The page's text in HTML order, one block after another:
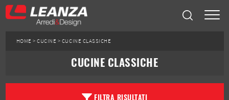
HOME >CUCINE > CUCINE CLASSICHE
CUCINE CLASSICHE
FILTRA RISULTATI